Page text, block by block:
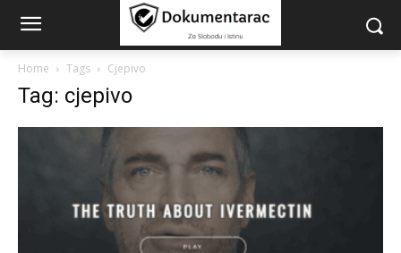
Home Tags Cjepivo
Tag: cjepivo